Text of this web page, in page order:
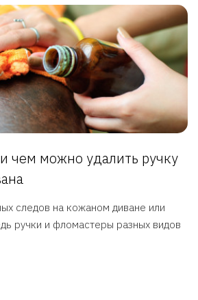
чем можно удалить ручку
следов на кожаном диване или
ручки и фломастеры разных видов